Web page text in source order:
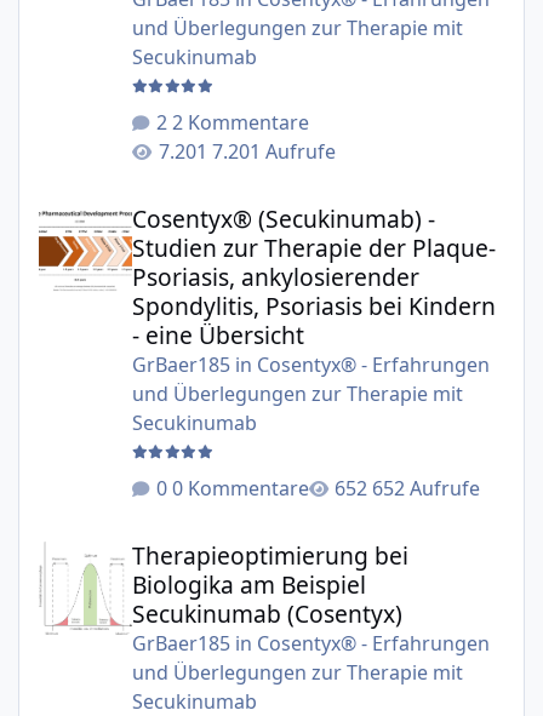
und Überlegungen zur Therapie mit
Secukinumab
2 Kommentare
7.201 Aufrufe
Cosentyx® (Secukinumab) -
Studien zur Therapie der Plaque-
Psoriasis, ankylosierender
Spondylitis, Psoriasis bei Kindern
- eine Übersicht
GrBaer185in Cosentyx® - Erfahrungen
und Überlegungen zur Therapie mit
Secukinumab
0 Kommentare
652 Aufrufe
Therapieoptimierung bei Biologika am Beispiel
Therapieoptimierung bei
Biologika am Beispiel
Secukinumab (Cosentyx)
GrBaer185in Cosentyx® - Erfahrungen
und Überlegungen zur Therapie mit
Secukinumab